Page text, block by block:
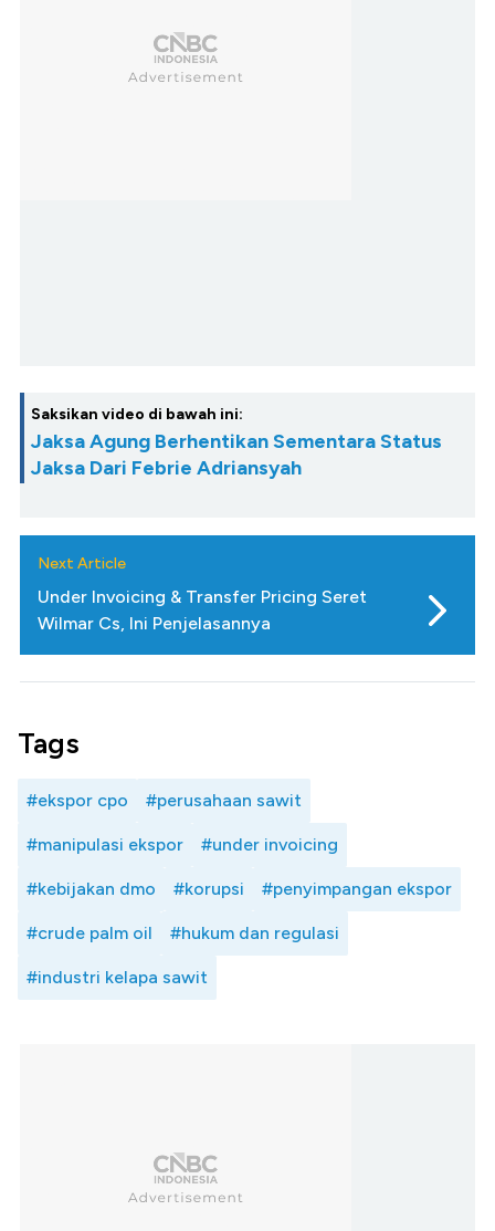
Saksikan video di bawah ini:
Jaksa Agung Berhentikan Sementara Status
Jaksa Dari Febrie Adriansyah
Next Article
Under Invoicing & Transfer Pricing Seret
Wilmar Cs, Ini Penjelasannya
Tags
#ekspor cpo #perusahaan sawit
#manipulasi ekspor #under invoicing
#kebijakan dmo #korupsi #penyimpangan ekspor
#crude palm oil #hukum dan regulasi
#industri kelapa sawit